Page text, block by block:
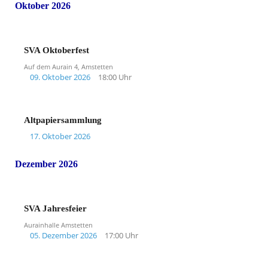
Oktober 2026
SVA Oktoberfest
Auf dem Aurain 4, Amstetten
09. Oktober 2026 18:00 Uhr
Altpapiersammlung
17. Oktober 2026
Dezember 2026
SVA Jahresfeier
Aurainhalle Amstetten
05. Dezember 2026 17:00 Uhr